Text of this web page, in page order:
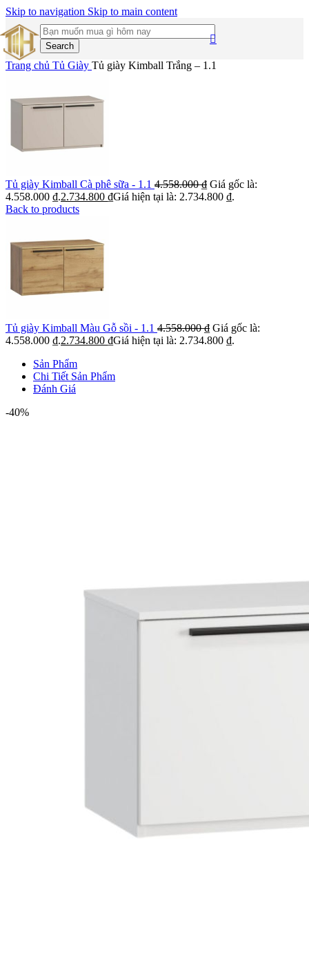
Skip to navigation Skip to main content
Search
Trang chủ Tủ Giày Tủ giày Kimball Trắng – 1.1
Tủ giày Kimball Cà phê sữa - 1.1 4.558.000₫ Giá gốc là:
4.558.000 ₫.2.734.800 ₫Giá hiện tại là: 2.734.800 ₫.
Back to products
Tủ giày Kimball Màu Gỗ sồi - 1.1 4.558.000₫ Giá gốc là:
4.558.000 ₫.2.734.800 ₫Giá hiện tại là: 2.734.800 ₫.
Sản Phẩm
Chi Tiết Sản Phẩm
Đánh Giá
-40%